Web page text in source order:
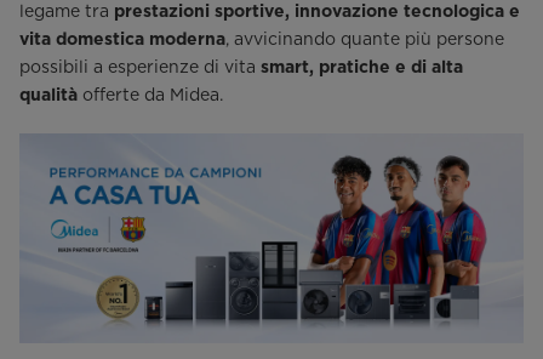
legame tra prestazioni sportive, innovazione tecnologica e
vita domestica moderna, avvicinando quante più persone
possibili a esperienze di vita smart, pratiche e di alta
qualità offerte da Midea.